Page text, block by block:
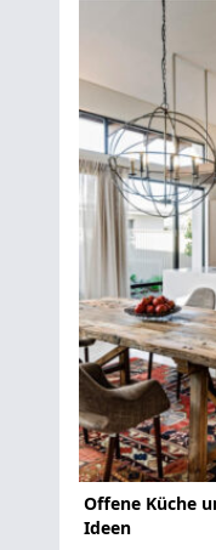
Offene Küche
Ideen